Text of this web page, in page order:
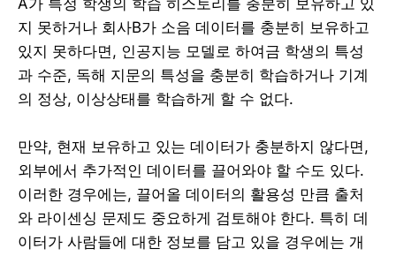
A가 특정 학생의 학습 히스토리를 충분히 보유하고 있
지 못하거나 회사B가 소음 데이터를 충분히 보유하고
있지 못하다면, 인공지능 모델로 하여금 학생의 특성
과 수준, 독해 지문의 특성을 충분히 학습하거나 기계
의 정상, 이상상태를 학습하게 할 수 없다.
만약, 현재 보유하고 있는 데이터가 충분하지 않다면,
외부에서 추가적인 데이터를 끌어와야 할 수도 있다.
이러한 경우에는, 끌어올 데이터의 활용성 만큼 출처
와 라이센싱 문제도 중요하게 검토해야 한다. 특히 데
이터가 사람들에 대한 정보를 담고 있을 경우에는 개